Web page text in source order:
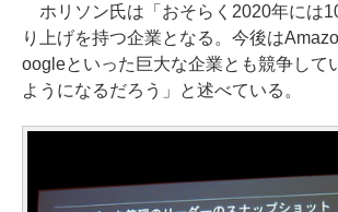
ホリソン氏は「おそらく2020年には
り上げを持つ企業となる。今後は
oogleといった巨大な企業とも競争して
ようになるだろう」と述べている。